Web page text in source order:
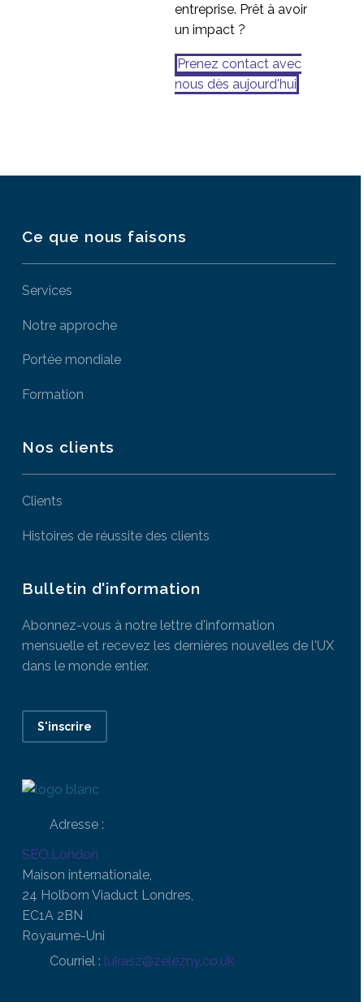
entreprise. Prêt à avoir
un impact ?
Prenez contact avec
nous dès aujourd'hui
Ce que nous faisons
Services
Notre approche
Portée mondiale
Formation
Nos clients
Clients
Histoires de réussite des clients
Bulletin d'information
Abonnez-vous à notre lettre d'information
mensuelle et recevez les dernières nouvelles de l'UX
dans le monde entier.
S'inscrire
Adresse :
SEO.London
Maison internationale,
24 Holborn Viaduct Londres,
EC1A 2BN
Royaume-Uni
Courriel : lukasz@zelezny.co.uk